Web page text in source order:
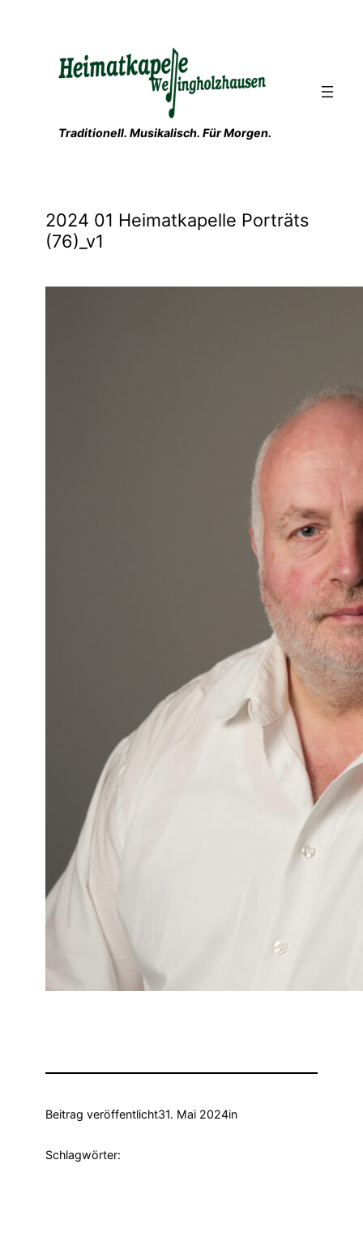
Traditionell. Musikalisch. Für Morgen.
2024 01 Heimatkapelle Porträts
(76)_v1
Beitrag veröffentlicht31. Mai 2024in
Schlagwörter: